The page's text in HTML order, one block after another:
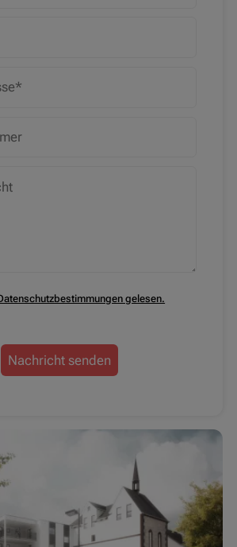
gelesen.
Nachricht senden